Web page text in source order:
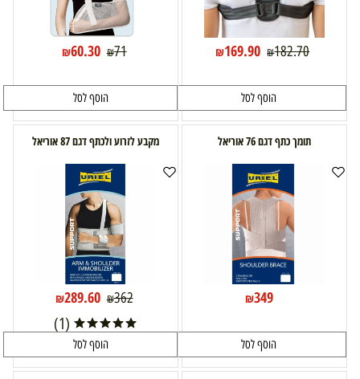
₪182.70
₪169.90
הוסף לסל
₪71
₪60.30
הוסף לסל
תומך כתף דגם 76 אוריאל
₪349
הוסף לסל
מקבע לזרוע ולכתף דגם 87 אוריאל
₪362
₪289.60
(1)
הוסף לסל